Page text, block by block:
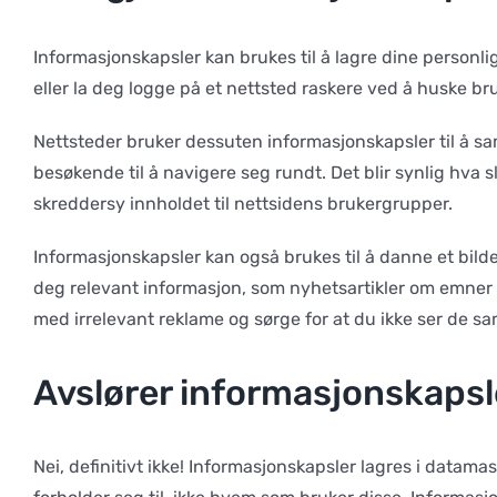
Informasjonskapsler kan brukes til å lagre dine
eller la deg logge på et nettsted raskere ved å huske
Nettsteder bruker dessuten informasjonskapsler til å
besøkende til å navigere seg rundt. Det blir synlig hva
skreddersy innholdet til nettsidens brukergrupper.
Informasjonskapsler kan også brukes til å danne et
deg relevant informasjon, som nyhetsartikler om
med irrelevant reklame og sørge for at du ikke ser de
Avslører
Nei, definitivt ikke! Informasjonskapsler lagres i